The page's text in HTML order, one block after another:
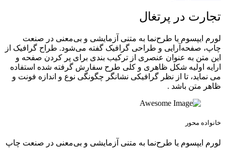
تجارت در پرتغال
لورم ایپسوم یا طرح‌نما به متنی آزمایشی و بی‌معنی در صنعت
چاپ، صفحه‌آرایی و طراحی گرافیک گفته می‌شود. طراح گرافیک از
این متن به عنوان عنصری از ترکیب بندی برای پر کردن صفحه و
ارایه اولیه شکل ظاهری و کلی طرح سفارش گرفته شده استفاده
می نماید، تا از نظر گرافیکی نشانگر چگونگی نوع و اندازه فونت و
ظاهر متن باشد .
خانواده محور
لورم ایپسوم یا طرح‌نما به متنی آزمایشی و بی‌معنی در صنعت چاپ